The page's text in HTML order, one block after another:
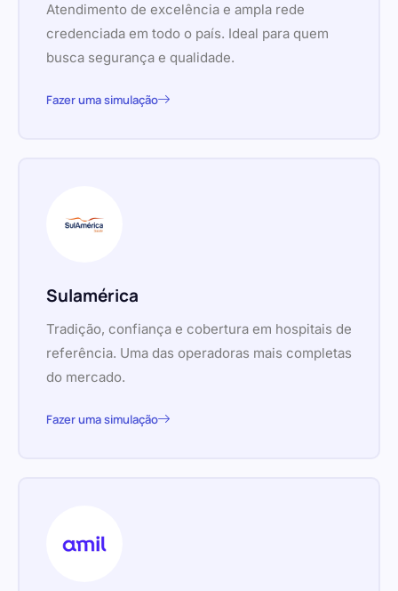
Atendimento de excelência e ampla rede
credenciada em todo o país. Ideal para quem
busca segurança e qualidade.
Fazer uma simulação
Sulamérica
Tradição, confiança e cobertura em hospitais de
referência. Uma das operadoras mais completas
do mercado.
Fazer uma simulação